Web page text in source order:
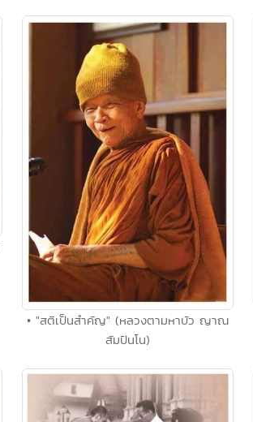
• "สติเป็นสำคัญ" (หลวงตามหาบัว ญาณ
สัมปันโน)